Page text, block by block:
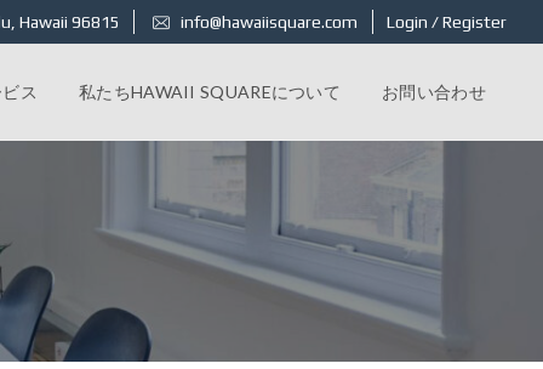
Hawaii 96815 info@hawaiisquare.com Login / Register
ス 私たちHAWAII SQUAREについて お問い合わせ